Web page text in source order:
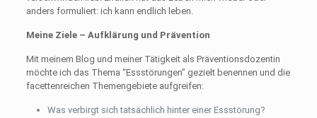
anders formuliert: ich kann endlich leben.
Meine Ziele – Aufklärung und Prävention
Mit meinem Blog und meiner Tätigkeit als Präventionsdozentin
möchte ich das Thema “Essstörungen” gezielt benennen und die
facettenreichen Themengebiete aufgreifen:
Was verbirgt sich tatsächlich hinter einer Essstörung?